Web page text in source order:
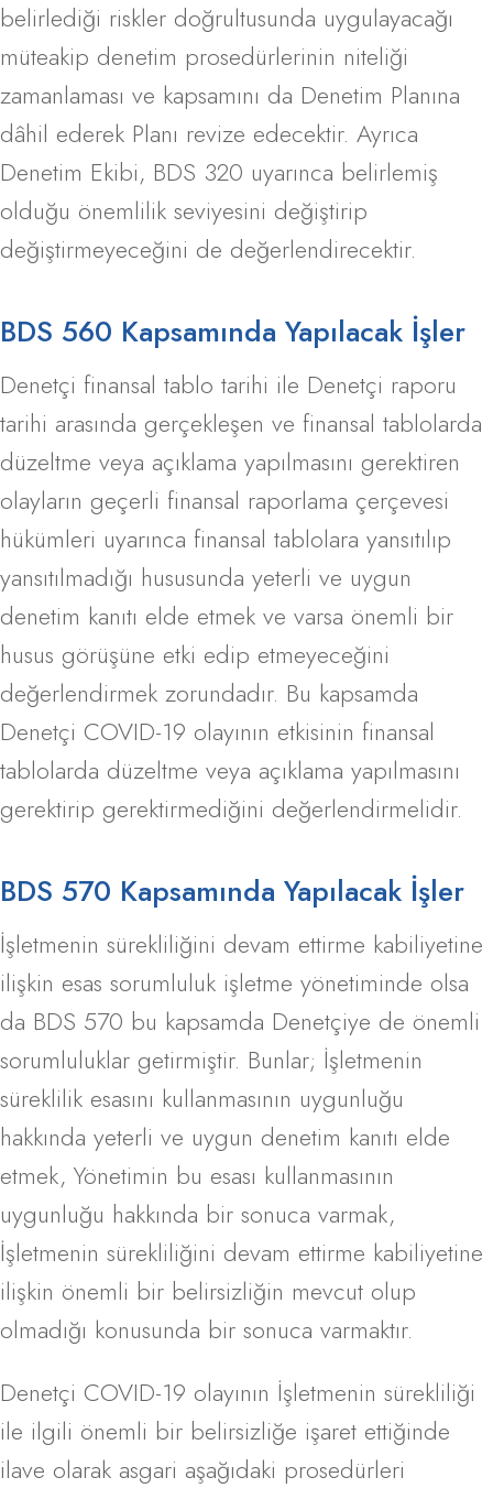
belirlediği riskler doğrultusunda uygulayacağı
müteakip denetim prosedürlerinin niteliği
zamanlaması ve kapsamını da Denetim Planına
dâhil ederek Planı revize edecektir. Ayrıca
Denetim Ekibi, BDS 320 uyarınca belirlemiş
olduğu önemlilik seviyesini değiştirip
değiştirmeyeceğini de değerlendirecektir.
BDS 560 Kapsamında Yapılacak İşler
Denetçi finansal tablo tarihi ile Denetçi raporu
tarihi arasında gerçekleşen ve finansal tablolarda
düzeltme veya açıklama yapılmasını gerektiren
olayların geçerli finansal raporlama çerçevesi
hükümleri uyarınca finansal tablolara yansıtılıp
yansıtılmadığı hususunda yeterli ve uygun
denetim kanıtı elde etmek ve varsa önemli bir
husus görüşüne etki edip etmeyeceğini
değerlendirmek zorundadır. Bu kapsamda
Denetçi COVID-19 olayının etkisinin finansal
tablolarda düzeltme veya açıklama yapılmasını
gerektirip gerektirmediğini değerlendirmelidir.
BDS 570 Kapsamında Yapılacak İşler
İşletmenin sürekliliğini devam ettirme kabiliyetine
ilişkin esas sorumluluk işletme yönetiminde olsa
da BDS 570 bu kapsamda Denetçiye de önemli
sorumluluklar getirmiştir. Bunlar; İşletmenin
süreklilik esasını kullanmasının uygunluğu
hakkında yeterli ve uygun denetim kanıtı elde
etmek, Yönetimin bu esası kullanmasının
uygunluğu hakkında bir sonuca varmak,
İşletmenin sürekliliğini devam ettirme kabiliyetine
ilişkin önemli bir belirsizliğin mevcut olup
olmadığı konusunda bir sonuca varmaktır.
Denetçi COVID-19 olayının İşletmenin sürekliliği
ile ilgili önemli bir belirsizliğe işaret ettiğinde
ilave olarak asgari aşağıdaki prosedürleri